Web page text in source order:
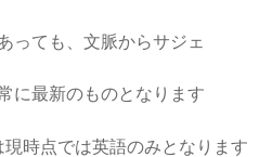
っても、文脈からサジェ
に最新のものとなります
時点では英語のみとなります